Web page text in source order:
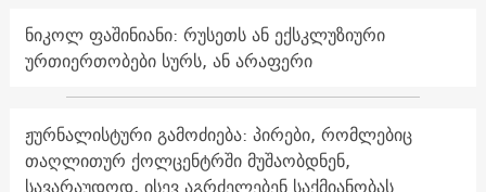
ნიკოლ ფაშინიანი: რუსეთს ან ექსკლუზიური
ურთიერთობები სურს, ან არაფერი
ჟურნალისტური გამოძიება: პირები, რომლებიც
თაღლითურ ქოლცენტრში მუშაობდნენ,